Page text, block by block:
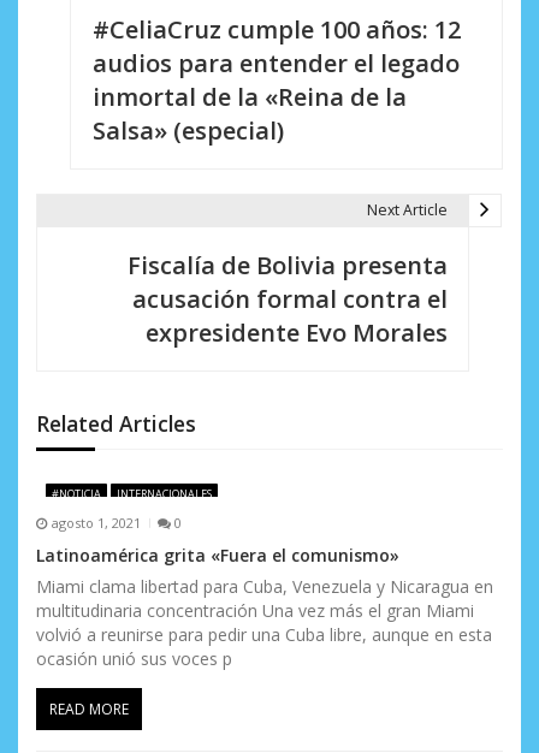
d
e
n
t
r
a
d
#CeliaCruz cumple 100 años: 12
audios para entender el legado
inmortal de la «Reina de la
Salsa» (especial)
Next Article
Fiscalía de Bolivia presenta
acusación formal contra el
expresidente Evo Morales
Related Articles
#NOTICIA INTERNACIONALES
agosto 1, 2021 0
Latinoamérica grita «Fuera el comunismo»
Miami clama libertad para Cuba, Venezuela y Nicaragua en
multitudinaria concentración Una vez más el gran Miami
volvió a reunirse para pedir una Cuba libre, aunque en esta
ocasión unió sus voces p
READ MORE